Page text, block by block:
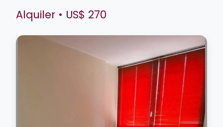
Alquiler • US$ 270